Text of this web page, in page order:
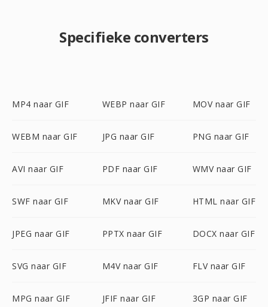
Specifieke converters
MP4 naar GIF WEBP naar GIF MOV naar GIF
WEBM naar GIF JPG naar GIF PNG naar GIF
AVI naar GIF PDF naar GIF WMV naar GIF
SWF naar GIF MKV naar GIF HTML naar GIF
JPEG naar GIF PPTX naar GIF DOCX naar GIF
SVG naar GIF M4V naar GIF FLV naar GIF
MPG naar GIF JFIF naar GIF 3GP naar GIF